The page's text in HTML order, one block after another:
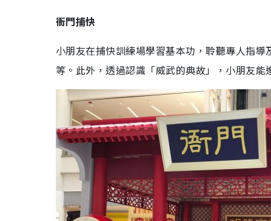
衙門捕快
小朋友在捕快訓練場學習基本功，聆聽專人指
等。此外，透過認識「威武的典故」，小朋友能